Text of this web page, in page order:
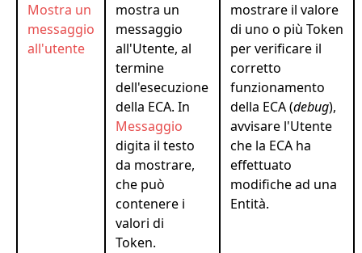
Mostra un
messaggio
all'utente
mostra un
messaggio
all'Utente, al
termine
dell'esecuzione
della ECA. In
Messaggio
digita il testo
da mostrare,
che può
contenere i
valori di
Token.
mostrare il valore
di uno o più Token
per verificare il
corretto
funzionamento
della ECA (debug),
avvisare l'Utente
che la ECA ha
effettuato
modifiche ad una
Entità.